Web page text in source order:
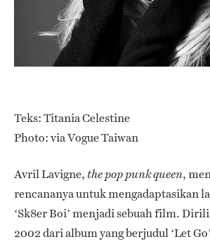
Teks: Titania Celestine
Photo: via Vogue Taiwan
Avril Lavigne, the pop punk queen,
rencananya untuk mengadaptasikan
‘Sk8er Boi’ menjadi sebuah film.
2002 dari album yang berjudul ‘Let